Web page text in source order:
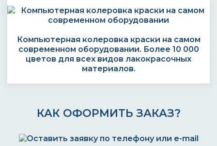
Компьютерная колеровка краски на самом
современном оборудовании. Более 10 000
цветов для всех видов лакокрасочных
материалов.
КАК ОФОРМИТЬ ЗАКАЗ?